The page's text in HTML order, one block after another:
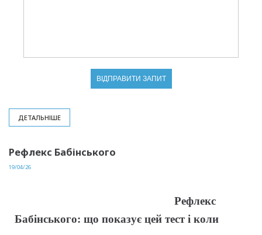
ДЕТАЛЬНІШЕ
Рефлекс Бабінського
19/04/26
Рефлекс
Бабінського: що показує цей тест і коли